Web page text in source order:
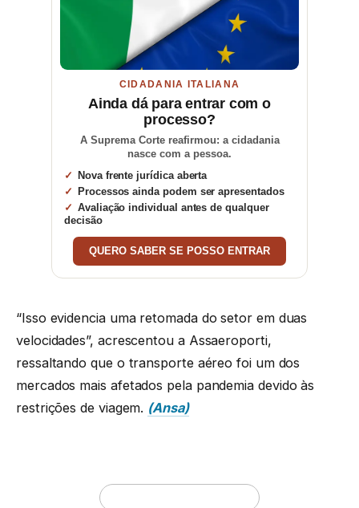
CIDADANIA ITALIANA
Ainda dá para entrar com o
processo?
A Suprema Corte reafirmou: a cidadania
nasce com a pessoa.
Nova frente jurídica aberta
Processos ainda podem ser apresentados
Avaliação individual antes de qualquer
decisão
QUERO SABER SE POSSO ENTRAR
“Isso evidencia uma retomada do setor em duas
velocidades”, acrescentou a Assaeroporti,
ressaltando que o transporte aéreo foi um dos
mercados mais afetados pela pandemia devido às
restrições de viagem. (Ansa)